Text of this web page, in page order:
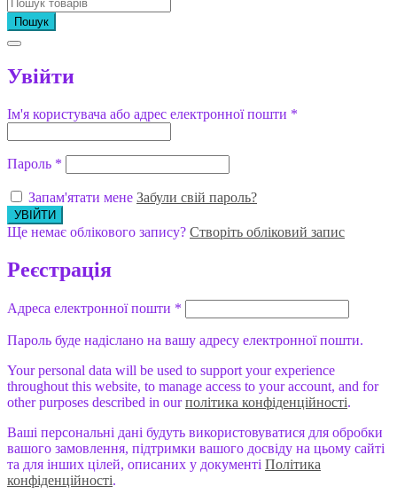
Пошук
Увійти
Ім'я користувача або адрес електронної пошти *
Пароль *
Запам'ятати мене Забули свій пароль?
Ще немає облікового запису? Створіть обліковий запис
Реєстрація
Адреса електронної пошти *
Пароль буде надіслано на вашу адресу електронної пошти.
Your personal data will be used to support your experience
throughout this website, to manage access to your account, and for
other purposes described in ourполітика конфіденційності.
Ваші персональні дані будуть використовуватися для обробки
вашого замовлення, підтримки вашого досвіду на цьому сайті
та для інших цілей, описаних у документі Політика
конфіденційності.